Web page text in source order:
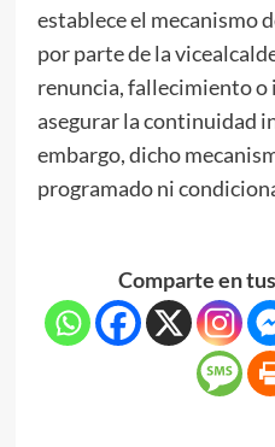
establece el mecanismo
por parte de la
renuncia, fallecimiento
asegurar la continuidad
embargo, dicho
programado ni
Comparte en